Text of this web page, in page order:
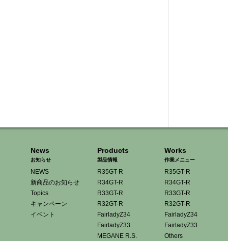
News
お知らせ
NEWS
新商品のお知らせ
Topics
キャンペーン
イベント
Products
製品情報
R35GT-R
R34GT-R
R33GT-R
R32GT-R
FairladyZ34
FairladyZ33
MEGANE R.S.
Works
作業メニュー
R35GT-R
R34GT-R
R33GT-R
R32GT-R
FairladyZ34
FairladyZ33
Others